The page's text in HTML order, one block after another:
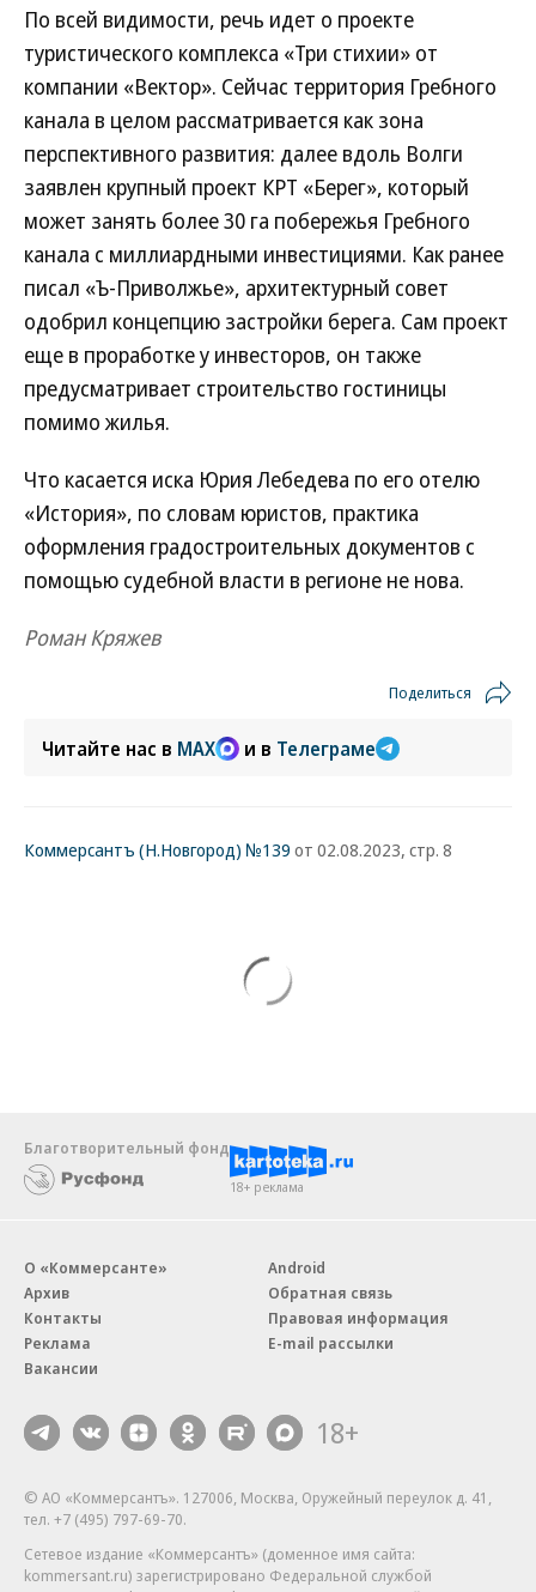
По всей видимости, речь идет о проекте
туристического комплекса «Три стихии» от
компании «Вектор». Сейчас территория Гребного
канала в целом рассматривается как зона
перспективного развития: далее вдоль Волги
заявлен крупный проект КРТ «Берег», который
может занять более 30 га побережья Гребного
канала с миллиардными инвестициями. Как ранее
писал «Ъ-Приволжье», архитектурный совет
одобрил концепцию застройки берега. Сам проект
еще в проработке у инвесторов, он также
предусматривает строительство гостиницы
помимо жилья.
Что касается иска Юрия Лебедева по его отелю
«История», по словам юристов, практика
оформления градостроительных документов с
помощью судебной власти в регионе не нова.
Роман Кряжев
Поделиться
Читайте нас в MAX и в Телеграме
Коммерсантъ (Н.Новгород) №139 от 02.08.2023, стр. 8
Благотворительный фонд
18+ реклама
О «Коммерсанте»
Архив
Контакты
Реклама
Вакансии
Android
Обратная связь
Правовая информация
E-mail рассылки
18+
© АО «Коммерсантъ». 127006, Москва, Оружейный переулок д. 41,
тел. +7 (495) 797-69-70.
Сетевое издание «Коммерсантъ» (доменное имя сайта:
kommersant.ru) зарегистрировано Федеральной службой